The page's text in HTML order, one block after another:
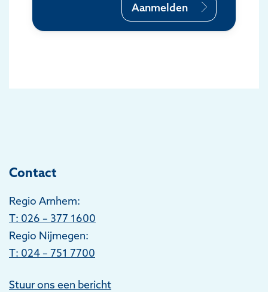
Aanmelden
Contact
Regio Arnhem:
T: 026 – 377 1600
Regio Nijmegen:
T: 024 – 751 7700
Stuur ons een bericht